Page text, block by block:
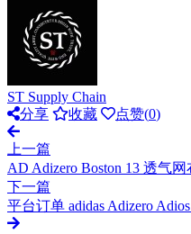
ST Supply Chain
分享
收藏 点赞(0)
上一篇
AD Adizero Boston 13 透气
下一篇
平台订单 adidas Adizero